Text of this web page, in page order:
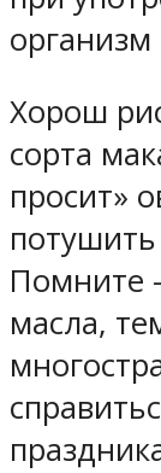
организм
Хорош
сорта
просит»
Помните
масла,